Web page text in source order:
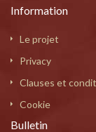
Information
Le projet
Privacy
Clauses et
Cookie
Bulletin